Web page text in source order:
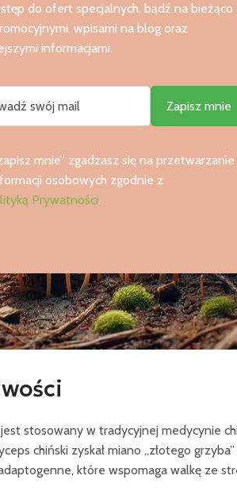
do ofert specjalnych, bądź na bieżąco
wpisami na blog oraz
informacjami.
mnie” zgadzasz się na przetwarzanie
osobowych zgodnie z
Prywatności.
stosowany w tradycyjnej medycynie
chiński zyskał miano „złotego
które wspomaga walkę ze